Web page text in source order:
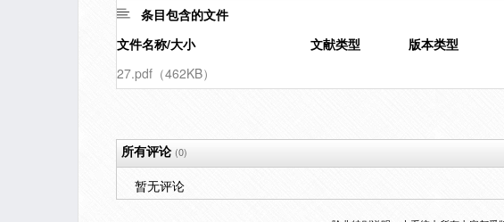
条目包含的文件
文件名称/大小
文献类型 版本类型
27.pdf（462KB）
所有评论(0)
暂无评论